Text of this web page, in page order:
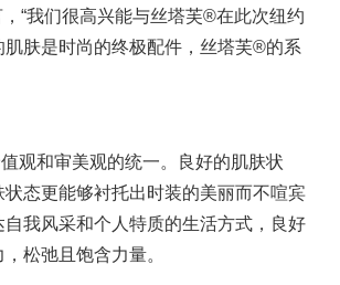
“我们很高兴能与丝塔芙®在此次纽约
肤是时尚的终极配件，丝塔芙®的系
观和审美观的统一。良好的肌肤状
态更能够衬托出时装的美丽而不喧宾
我风采和个人特质的生活方式，良好
松弛且饱含力量。